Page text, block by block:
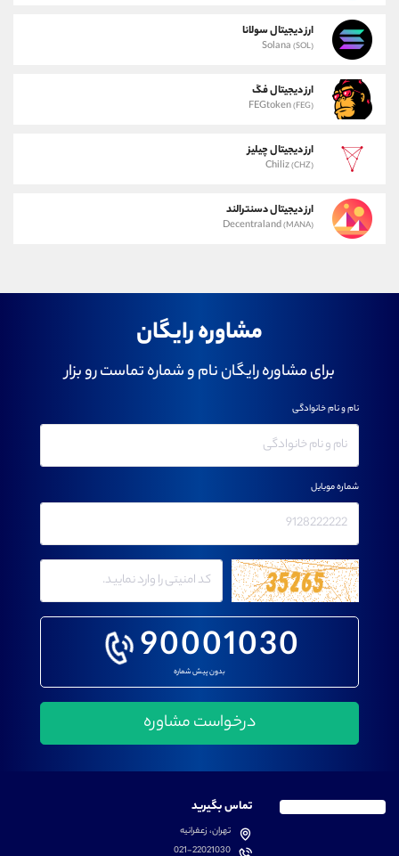
ارز دیجیتال سولانا
Solana (SOL)
ارز دیجیتال فگ
FEGtoken(FEG)
ارز دیجیتال چیلیز
Chiliz(CHZ)
ارز دیجیتال دسنترالند
Decentraland(MANA)
مشاوره رایگان
برای مشاوره رایگان نام و شماره تماست رو بزار
90001030
بدون پیش شماره
نام و نام خانوادگی
شماره موبایل
تماس بگیرید
تهران، زعفرانیه
021-22021030